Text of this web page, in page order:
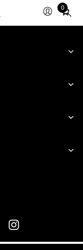
0
Total
items
cart: